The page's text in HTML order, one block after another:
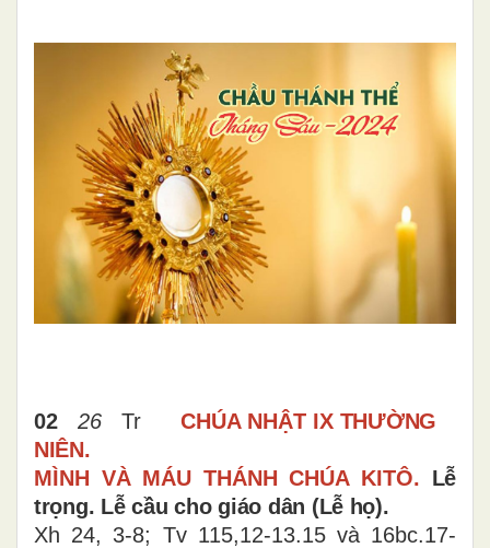
02 26 Tr CHÚA NHẬT IX THƯỜNG
NIÊN.
MÌNH VÀ MÁU THÁNH CHÚA KITÔ. Lễ
trọng. Lễ cầu cho giáo dân (Lễ họ).
Xh 24, 3-8; Tv 115,12-13.15 và 16bc.17-